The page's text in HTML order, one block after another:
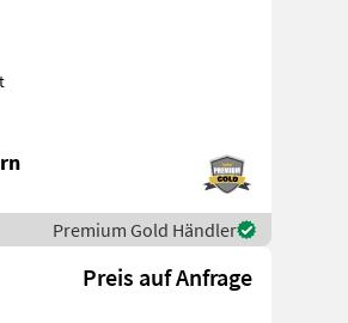
Premium Gold Händler
Preis auf Anfrage